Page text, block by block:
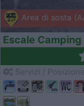
Area di sosta
Escale